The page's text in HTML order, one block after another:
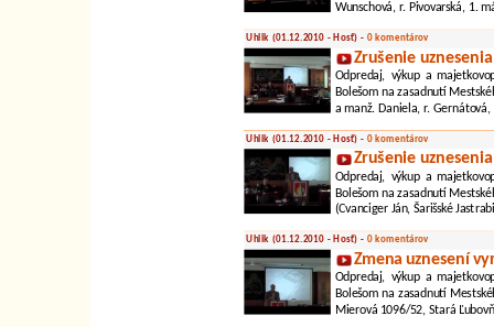
Wunschová, r. Pivovarská, 1.
Uhlik (01.12.2010 - Hosť) - 0 komentárov
Zrušenie
Odpredaj, výkup a
Bolešom na zasadnutí
a manž. Daniela, r.
Uhlik (01.12.2010 - Hosť) - 0 komentárov
Zrušenie
Odpredaj, výkup a
Bolešom na zasadnutí
(Cvanciger Ján, Šarišské
Uhlik (01.12.2010 - Hosť) - 0 komentárov
Zmena uznesení
Odpredaj, výkup a
Bolešom na zasadnutí
Mierová 1096/52, Stará